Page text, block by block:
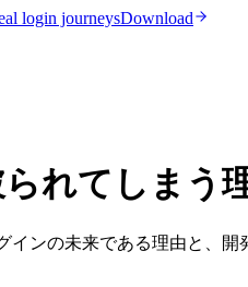
login journeysDownload
れてしまう
ンの未来である理由と、開